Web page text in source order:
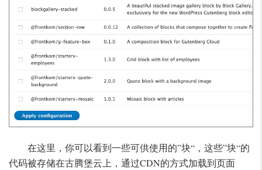
在这里，你可以看到一些可供使用的”块“，这些”块“的
代码被存储在古腾堡云上，通过CDN的方式加载到页面